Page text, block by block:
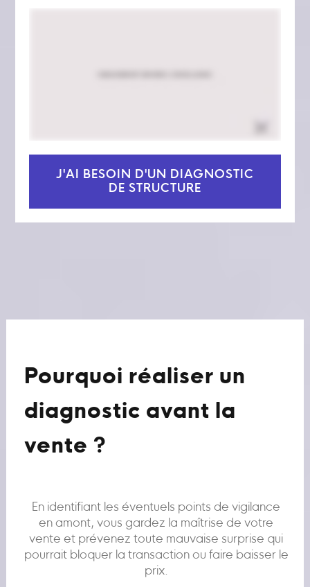
J'AI BESOIN D'UN DIAGNOSTIC
DE STRUCTURE
Pourquoi réaliser un
diagnostic avant la
vente ?
En identifiant les éventuels points de vigilance
en amont, vous gardez la maîtrise de votre
vente et prévenez toute mauvaise surprise qui
pourrait bloquer la transaction ou faire baisser le
prix.